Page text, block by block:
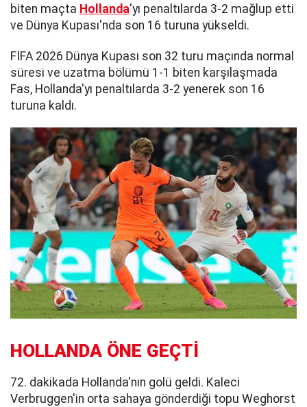
biten maçta Hollanda'yı penaltılarda 3-2 mağlup etti
ve Dünya Kupası'nda son 16 turuna yükseldi.
FIFA 2026 Dünya Kupası son 32 turu maçında normal
süresi ve uzatma bölümü 1-1 biten karşılaşmada
Fas, Hollanda'yı penaltılarda 3-2 yenerek son 16
turuna kaldı.
HOLLANDA ÖNE GEÇTİ
72. dakikada Hollanda'nın golü geldi. Kaleci
Verbruggen'in orta sahaya gönderdiği topu Weghorst